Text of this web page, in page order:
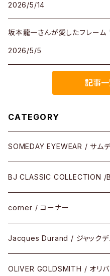
2026/5/14
坂本龍一さんが愛したフレー
2026/5/5
記事
CATEGORY
SOMEDAY EYEWEAR / サム
メガネ
サングラス
アパレル
その他
BJ CLASSIC COLLECTION /
CELLULOID（CRAFTSMAN
SHINBARI（CRAFTSMAN
URUSHI（CRAFTSMAN
corner / コーナー
リサーチシリーズ
サブリメイションシリーズ
Jacques Durand / ジャックデ
OLIVER GOLDSMITH / オリバ